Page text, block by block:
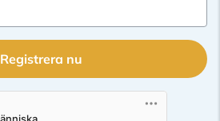
Registrera nu